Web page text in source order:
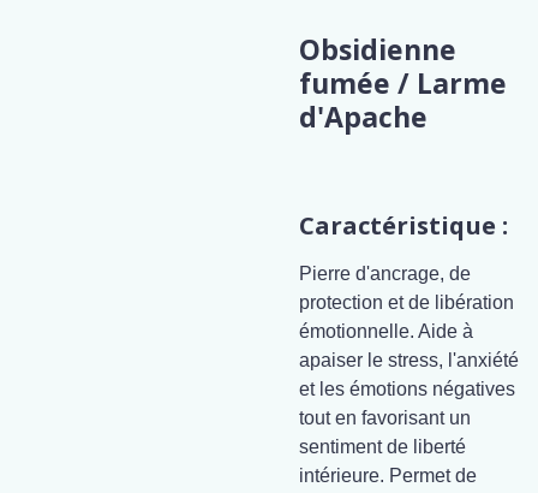
Obsidienne
fumée / Larme
d'Apache
Caractéristique :
Pierre d'ancrage, de
protection et de libération
émotionnelle. Aide à
apaiser le stress, l'anxiété
et les émotions négatives
tout en favorisant un
sentiment de liberté
intérieure. Permet de